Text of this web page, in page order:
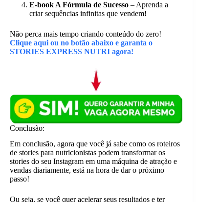
E-book A Fórmula de Sucesso – Aprenda a
criar sequências infinitas que vendem!
Não perca mais tempo criando conteúdo do zero!
Clique aqui ou no botão abaixo e garanta o
STORIES EXPRESS NUTRI agora!
Conclusão:
Em conclusão, agora que você já sabe como os roteiros
de stories para nutricionistas podem transformar os
stories do seu Instagram em uma máquina de atração e
vendas diariamente, está na hora de dar o próximo
passo!
Ou seja, se você quer acelerar seus resultados e ter